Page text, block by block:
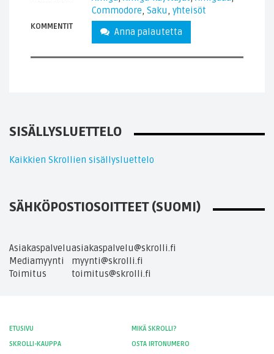
Commodore Saku yhteisöt
KOMMENTIT Anna palautetta
SISÄLLYSLUETTELO
Kaikkien Skrollien sisällysluettelo
SÄHKÖPOSTIOSOITTEET (SUOMI)
Asiakaspalveluasiakaspalvelu@skrolli.fi
Mediamyynti
myynti@skrolli.fi
Toimitus
toimitus@skrolli.fi
ETUSIVU
MIKÄ SKROLLI?
SKROLLI-KAUPPA
OSTA IRTONUMERO